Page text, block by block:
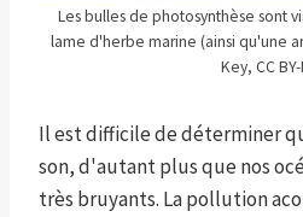
Les bulles de photosynthèse sont
lame d'herbe marine (ainsi qu'une
Key, CC BY-
Il est difficile de déterminer
son, d'autant plus que nos
très bruyants. La pollution